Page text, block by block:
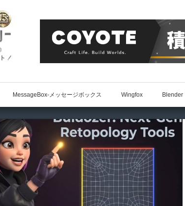
MessageBox-メッセージボックス Wingfox Blender